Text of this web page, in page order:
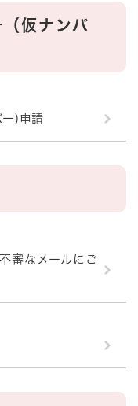
仮ナンバ
ー)申請
審なメールにご